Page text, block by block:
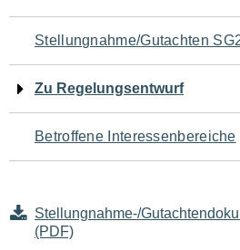
Navigation
für
den
Seiteninhalt
Stellungnahme/Gutachten
Zu Regelungsentwurf
Betroffene Interessenbereiche
Stellungnahme-/
(PDF)